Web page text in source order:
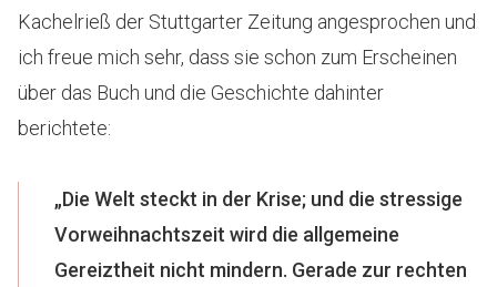
Kachelrieß der Stuttgarter Zeitung angesprochen und
ich freue mich sehr, dass sie schon zum Erscheinen
über das Buch und die Geschichte dahinter
berichtete:
„Die Welt steckt in der Krise; und die stressige
Vorweihnachtszeit wird die allgemeine
Gereiztheit nicht mindern. Gerade zur rechten